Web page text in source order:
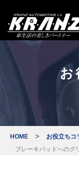
お
HOME > お役立ちコ
ブレーキパッドへのグ